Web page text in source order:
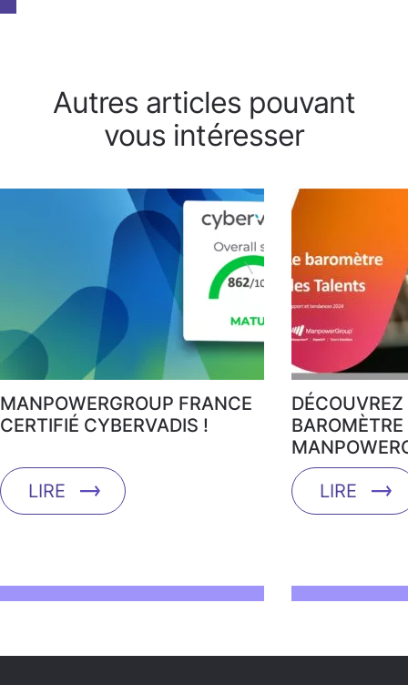
Autres articles pouvant
vous intéresser
MANPOWERGROUP FRANCE
CERTIFIÉ CYBERVADIS !
LIRE
DÉCOUVREZ
LIRE